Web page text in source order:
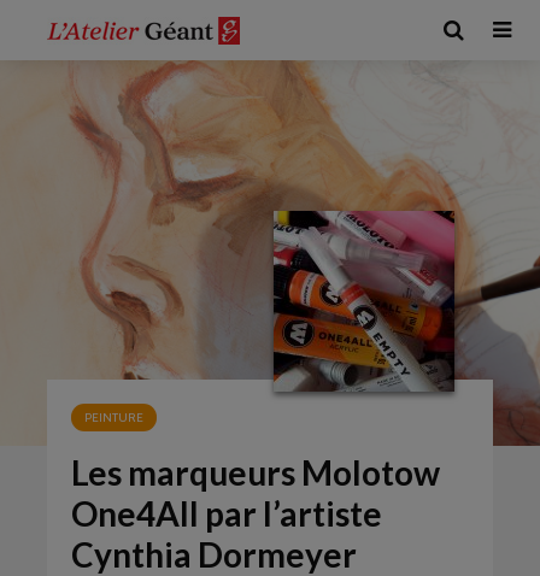
PEINTURE
Les marqueurs Molotow
One4All par l’artiste
Cynthia Dormeyer